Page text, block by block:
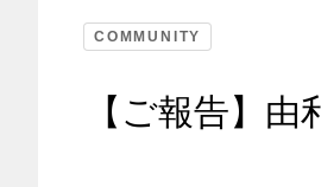
COMMUNITY
【ご報告】